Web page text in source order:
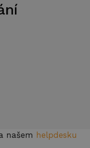
našem helpdesku